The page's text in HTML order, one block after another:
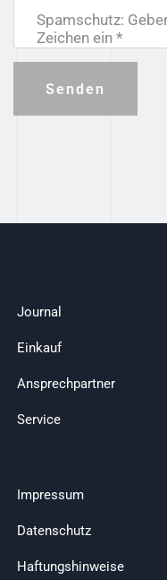
Spamschutz:
Zeichen ein *
Senden
Journal
Einkauf
Ansprechpartner
Service
Impressum
Datenschutz
Haftungshinweise